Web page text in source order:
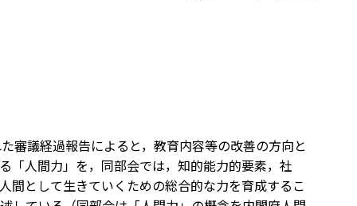
審議経過報告によると，教育内容等の改善の方向と
「人間力」を，同部会では，知的能力的要素，社
間として生きていくための総合的な力を育成するこ